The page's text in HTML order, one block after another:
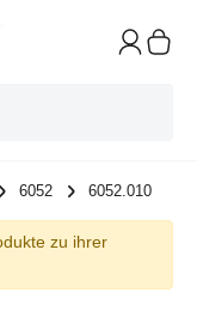
6052 6052.010
zu ihrer